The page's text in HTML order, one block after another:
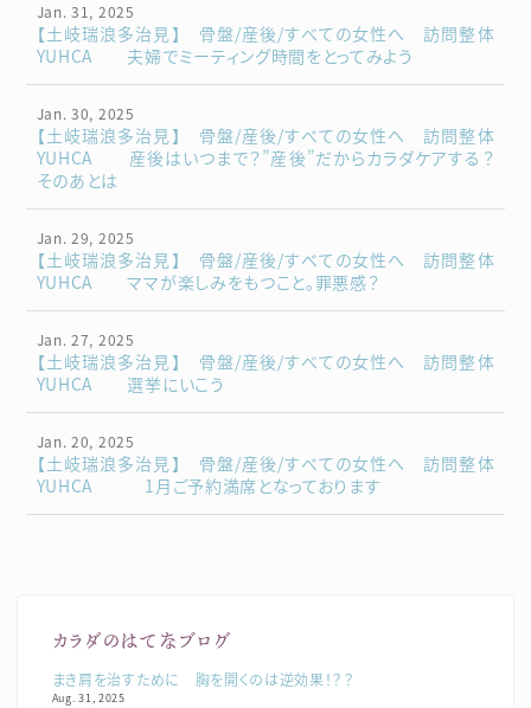
Jan. 31, 2025
【土岐瑞浪多治見】 骨盤/産後/すべての女性へ 訪問整体
YUHCA 夫婦でミーティング時間をとってみよう
Jan. 30, 2025
【土岐瑞浪多治見】 骨盤/産後/すべての女性へ 訪問整体
YUHCA 産後はいつまで？”産後”だからカラダケアする？
そのあとは
Jan. 29, 2025
【土岐瑞浪多治見】 骨盤/産後/すべての女性へ 訪問整体
YUHCA ママが楽しみをもつこと。罪悪感？
Jan. 27, 2025
【土岐瑞浪多治見】 骨盤/産後/すべての女性へ 訪問整体
YUHCA 選挙にいこう
Jan. 20, 2025
【土岐瑞浪多治見】 骨盤/産後/すべての女性へ 訪問整体
YUHCA 1月ご予約満席となっております
カラダのはてなブログ
まき肩を治すために 胸を開くのは逆効果！？？
Aug. 31, 2025